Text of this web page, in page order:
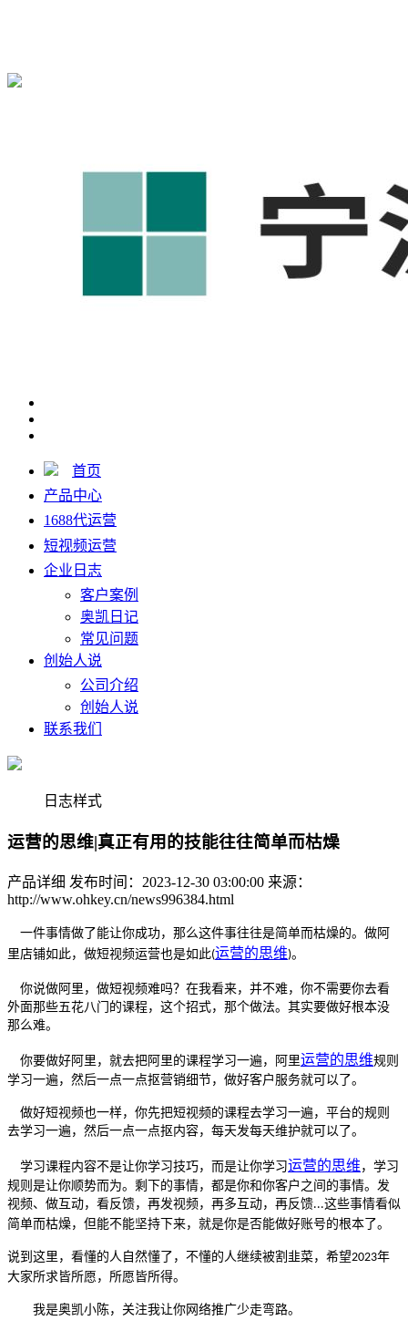
首页
产品中心
1688代运营
短视频运营
企业日志
客户案例
奥凯日记
常见问题
创始人说
公司介绍
创始人说
联系我们
日志样式
运营的思维|真正有用的技能往往简单而枯燥
产品详细 发布时间：2023-12-30 03:00:00 来源：
http://www.ohkey.cn/news996384.html
一件事情做了能让你成功，那么这件事往往是简单而枯燥的。做阿
里店铺如此，做短视频运营也是如此(运营的思维)。
你说做阿里，做短视频难吗？在我看来，并不难，你不需要你去看
外面那些五花八门的课程，这个招式，那个做法。其实要做好根本没
那么难。
你要做好阿里，就去把阿里的课程学习一遍，阿里运营的思维规则
学习一遍，然后一点一点抠营销细节，做好客户服务就可以了。
做好短视频也一样，你先把短视频的课程去学习一遍，平台的规则
去学习一遍，然后一点一点抠内容，每天发每天维护就可以了。
学习课程内容不是让你学习技巧，而是让你学习运营的思维 ，学习
规则是让你顺势而为。剩下的事情，都是你和你客户之间的事情。发
视频、做互动，看反馈，再发视频，再多互动，再反馈...这些事情看似
简单而枯燥，但能不能坚持下来，就是你是否能做好账号的根本了。
说到这里，看懂的人自然懂了，不懂的人继续被割韭菜，希望2023年
大家所求皆所愿，所愿皆所得。
我是奥凯小陈，关注我让你网络推广少走弯路。